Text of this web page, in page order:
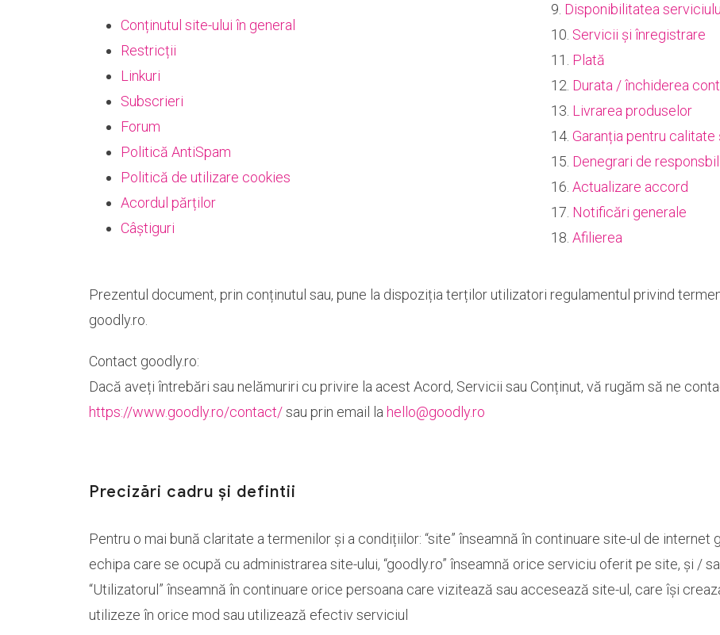
Conținutul site-ului în general
Restricții
Linkuri
Subscrieri
Forum
Politică AntiSpam
Politică de utilizare cookies
Acordul părților
Câștiguri
9. Disponibilitatea
10. Servicii și înregistrare
11. Plată
12. Durata / închiderea
13. Livrarea produselor
14.Garanția pentru
15. Denegrari de
16.Actualizare accord
17. Notificări generale
18.Afilierea
Prezentul document, prin conținutul sau, pune la dispoziția terților utilizatori regulamentul privind
goodly.ro.
Contact goodly.ro:
Dacă aveți întrebări sau nelămuriri cu privire la acest Acord, Servicii sau Conținut, vă rugăm să ne
https://www.goodly.ro/contact/sau prin email la hello@goodly.ro
Precizări cadru și defintii
Pentru o mai bună claritate a termenilor și a condițiilor: “site” înseamnă în continuare site-ul de internet
echipa care se ocupă cu administrarea site-ului, “goodly.ro” înseamnă orice serviciu oferit pe site, și /
“Utilizatorul” înseamnă în continuare orice persoana care vizitează sau accesează site-ul, care își
utilizeze în orice mod sau utilizează efectiv serviciul